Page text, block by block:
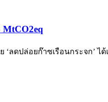
MtCO2eq
ดปล่อยก๊าซเรือนกระจก’ ได้